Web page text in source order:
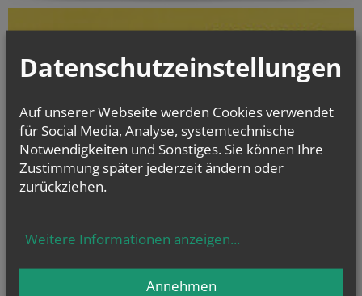
Die digitalisierten Matrikenbücher vom Beginn der jeweiligen
Matrikenführung an bis einschließlich 1938 können online kostenlos
und jederzeit eingesehen werden.
Datenschutzeinstellungen
Auf unserer Webseite werden Cookies verwendet
für Social Media, Analyse, systemtechnische
Notwendigkeiten und Sonstiges. Sie können Ihre
Zustimmung später jederzeit ändern oder
zurückziehen.
Weitere Informationen anzeigen...
Annehmen